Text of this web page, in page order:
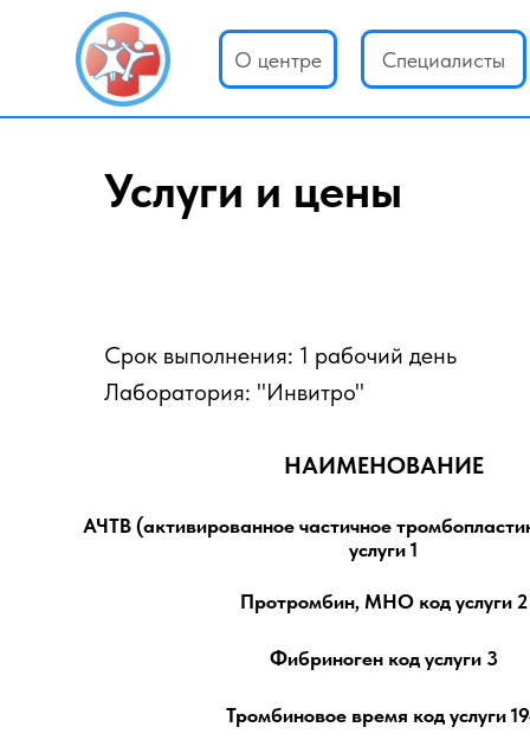
О центре Специалисты
Услуги и цены
Срок выполнения: 1 рабочий день
Лаборатория: "Инвитро"
НАИМЕНОВАНИЕ
АЧТВ (активированное частичное
услуги 1
Протромбин, МНО код услуги 2
Фибриноген код услуги 3
Тромбиновое время код услуги